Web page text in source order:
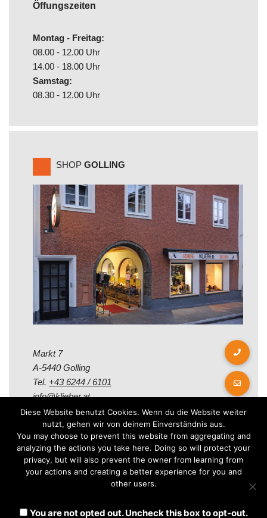
Öffungszeiten
Montag - Freitag:
08.00 - 12.00 Uhr
14.00 - 18.00 Uhr
Samstag:
08.30 - 12.00 Uhr
SHOP GOLLING
Markt 7
A-5440 Golling
Tel. +43 6244 / 6101
info@klieber.at
Öffungszeiten
Montag - Freitag:
08.00 - 12.00 Uhr
Diese Website benutzt Cookies. Wenn du die Website weiter
nutzt, gehen wir von deinem Einverständnis aus.
You may choose to prevent this website from aggregating and
analyzing the actions you take here. Doing so will protect your
privacy, but will also prevent the owner from learning from
your actions and creating a better experience for you and
other users.
You are not opted out. Uncheck this box to opt-out.